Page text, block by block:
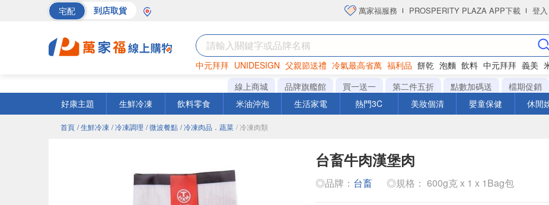
宅配 到店取貨 萬家福服務 PROSPERITY PLAZA APP下載 登入
中元拜拜 UNIDESIGN 父親節送禮 冷氣最高省萬 福利品 餅乾 泡麵 飲料 中元拜拜 義美
罐頭 海苔 洋芋片
線上商城 品牌旗艦館 買一送一 第二件五折 點數加碼送 檔期促銷
好康主題
生鮮冷凍 飲料零食 米油沖泡 生活家電 熱門3C 美妝個清 嬰童保健 休閒
首頁 / 生鮮冷凍 / 冷凍調理 / 微波餐點 / 冷凍肉品．蔬菜 / 冷凍肉類
台畜牛肉漢堡肉
◎品牌： 台畜 ◎規格： 600g克 x 1 x 1Bag包